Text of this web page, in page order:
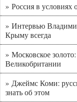
» Россия в условиях
» Интервью
Крыму всегда
» Московское
Великобритании
» Джеймс Коми:
знать об этом